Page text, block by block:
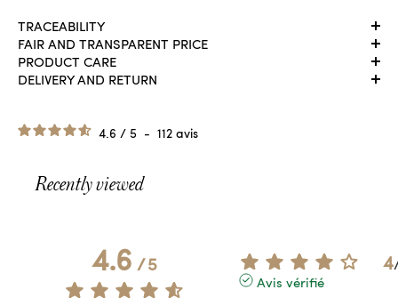
TRACEABILITY
FAIR AND TRANSPARENT PRICE
PRODUCT CARE
DELIVERY AND RETURN
4.6 / 5 - 112 avis
Recently viewed
4.6/5 4
Avis vérifié